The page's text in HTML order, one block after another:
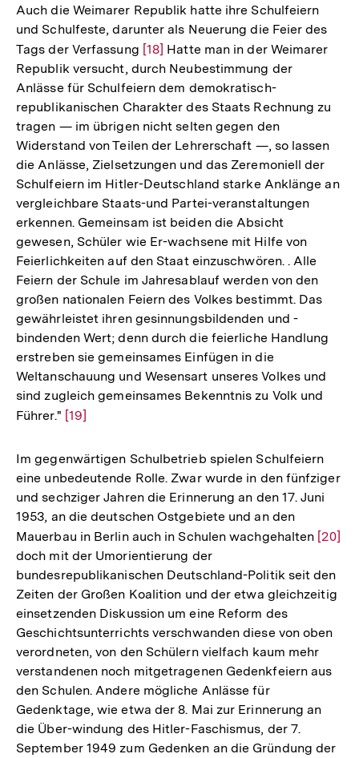
Auch die Weimarer Republik hatte ihre Schulfeiern
und Schulfeste, darunter als Neuerung die Feier des
Tags der Verfassung Zur
Auflösung
der
Fußnote
[18] Hatte man in der Weimarer
Republik versucht, durch Neubestimmung der
Anlässe für Schulfeiern dem demokratisch-
republikanischen Charakter des Staats Rechnung zu
tragen — im übrigen nicht selten gegen den
Widerstand von Teilen der Lehrerschaft —, so lassen
die Anlässe, Zielsetzungen und das Zeremoniell der
Schulfeiern im Hitler-Deutschland starke Anklänge an
vergleichbare Staats-und Partei-veranstaltungen
erkennen. Gemeinsam ist beiden die Absicht
gewesen, Schüler wie Er-wachsene mit Hilfe von
Feierlichkeiten auf den Staat einzuschwören. . Alle
Feiern der Schule im Jahresablauf werden von den
großen nationalen Feiern des Volkes bestimmt. Das
gewährleistet ihren gesinnungsbildenden und -
bindenden Wert; denn durch die feierliche Handlung
erstreben sie gemeinsames Einfügen in die
Weltanschauung und Wesensart unseres Volkes und
sind zugleich gemeinsames Bekenntnis zu Volk und
Führer." Zur
der
Fußnote
[19]
Im gegenwärtigen Schulbetrieb spielen Schulfeiern
eine unbedeutende Rolle. Zwar wurde in den fünfziger
und sechziger Jahren die Erinnerung an den 17. Juni
1953, an die deutschen Ostgebiete und an den
Mauerbau in Berlin auch in Schulen wachgehalten Zur
der
[20]
doch mit der Umorientierung der
bundesrepublikanischen Deutschland-Politik seit den
Zeiten der Großen Koalition und der etwa gleichzeitig
einsetzenden Diskussion um eine Reform des
Geschichtsunterrichts verschwanden diese von oben
verordneten, von den Schülern vielfach kaum mehr
verstandenen noch mitgetragenen Gedenkfeiern aus
den Schulen. Andere mögliche Anlässe für
Gedenktage, wie etwa der 8. Mai zur Erinnerung an
die Über-windung des Hitler-Faschismus, der 7.
September 1949 zum Gedenken an die Gründung der